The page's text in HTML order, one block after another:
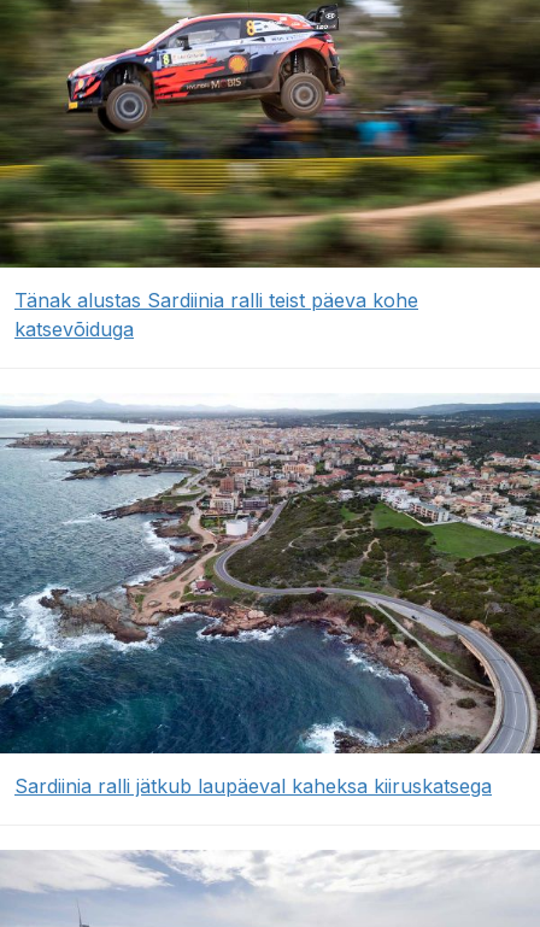
Tänak alustas Sardiinia ralli teist päeva kohe
katsevõiduga
Sardiinia ralli jätkub laupäeval kaheksa kiiruskatsega